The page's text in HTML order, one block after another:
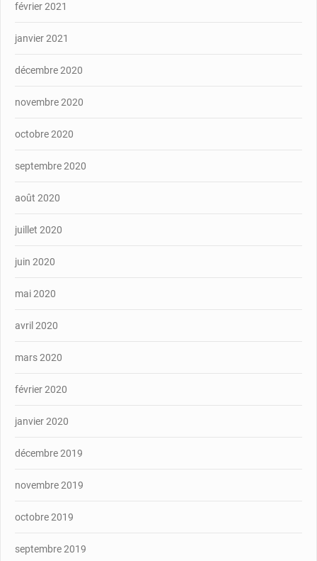
février 2021
janvier 2021
décembre 2020
novembre 2020
octobre 2020
septembre 2020
août 2020
juillet 2020
juin 2020
mai 2020
avril 2020
mars 2020
février 2020
janvier 2020
décembre 2019
novembre 2019
octobre 2019
septembre 2019